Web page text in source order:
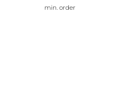
min. order